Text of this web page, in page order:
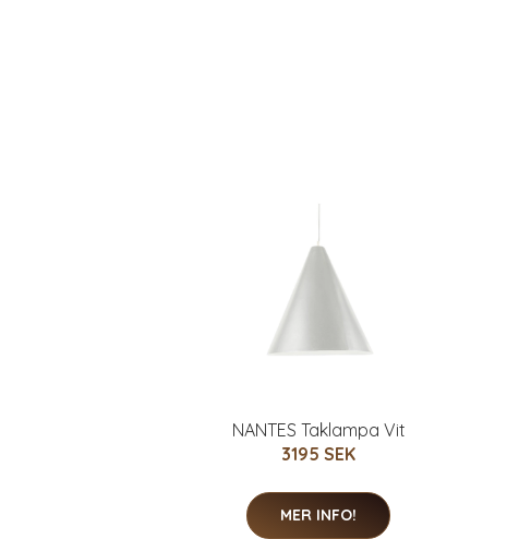
NANTES Taklampa Vit
3195 SEK
MER INFO!